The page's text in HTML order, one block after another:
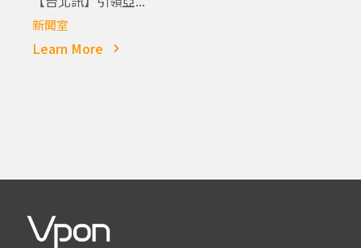
新聞室
Learn More